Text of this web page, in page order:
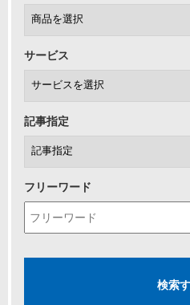
サービス
記事指定
フリーワード